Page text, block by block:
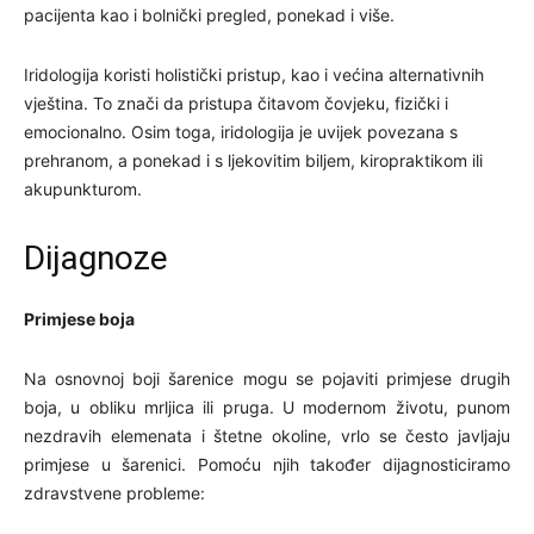
pacijenta kao i bolnički pregled, ponekad i više.
Iridologija koristi holistički pristup, kao i većina alternativnih
vještina. To znači da pristupa čitavom čovjeku, fizički i
emocionalno. Osim toga, iridologija je uvijek povezana s
prehranom, a ponekad i s ljekovitim biljem, kiropraktikom ili
akupunkturom.
Dijagnoze
Primjese boja
Na osnovnoj boji šarenice mogu se pojaviti primjese drugih
boja, u obliku mrljica ili pruga. U modernom životu, punom
nezdravih elemenata i štetne okoline, vrlo se često javljaju
primjese u šarenici. Pomoću njih također dijagnosticiramo
zdravstvene probleme: